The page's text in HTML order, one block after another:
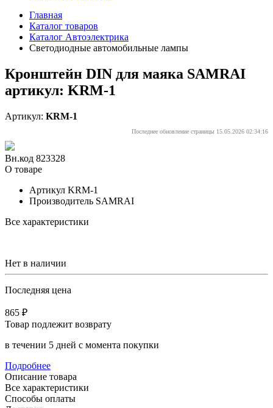
Главная
Каталог товаров
Каталог Автоэлектрика
Светодиодные автомобильные лампы
Кронштейн DIN для маяка SAMRAI
артикул: KRM-1
Артикул: KRM-1
Последнее обновление страницы 15.05.2026 02:34:16
Вн.код 823328
О товаре
Артикул KRM-1
Производитель SAMRAI
Все характеристики
Нет в наличии
Последняя цена
865 ₽
Товар подлежит возврату
в течении 5 дней с момента покупки
Подробнее
Описание товара
Все характеристики
Способы оплаты